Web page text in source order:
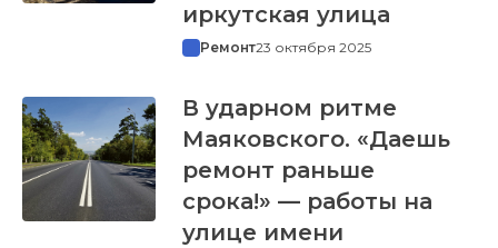
иркутская улица
Ремонт23 октября 2025
В ударном ритме
Маяковского. «Даешь
ремонт раньше
срока!» — работы на
улице имени